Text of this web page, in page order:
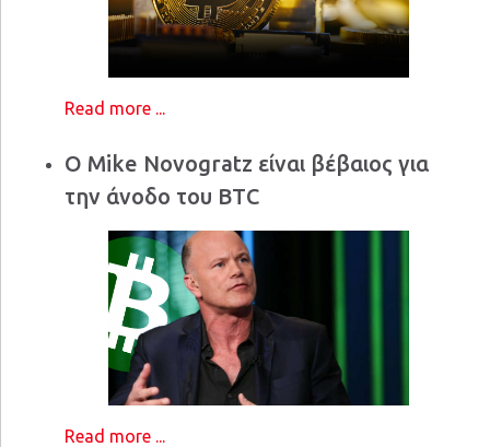
Read more ...
Ο Mike Novogratz είναι βέβαιος για
την άνοδο του BTC
Read more ...